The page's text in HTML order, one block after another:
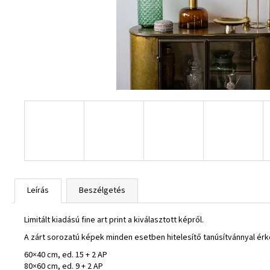
Leírás Beszélgetés
Limitált kiadású fine art print a kiválasztott képről.
A zárt sorozatú képek minden esetben hitelesítő tanúsítvánnyal
60×40 cm, ed. 15 + 2 AP
80×60 cm, ed. 9 + 2 AP